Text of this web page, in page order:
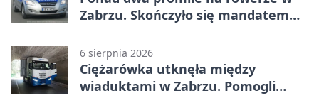
Zabrzu. Skończyło się mandatem
6 sierpnia 2026
Ciężarówka utknęła między
wiaduktami w Zabrzu. Pomogli